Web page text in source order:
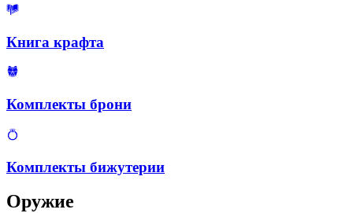
Книга крафта
Комплекты брони
Комплекты бижутерии
Оружие